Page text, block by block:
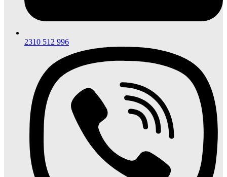
2310 512 996